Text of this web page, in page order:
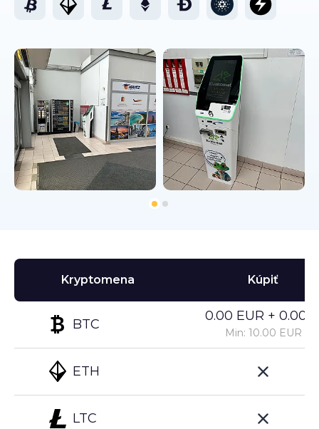
Kryptomena
BTC
ETH
LTC
Kúpiť
0.00 EUR +
Min: 10.00 EUR